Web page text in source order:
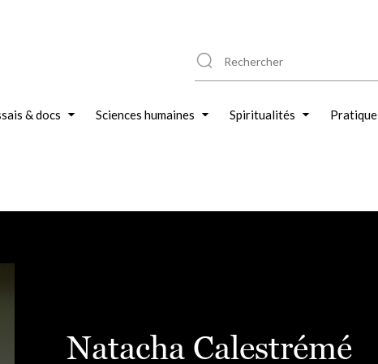
& docs Sciences humaines Spiritualités Pratique
Natacha Calestrémé